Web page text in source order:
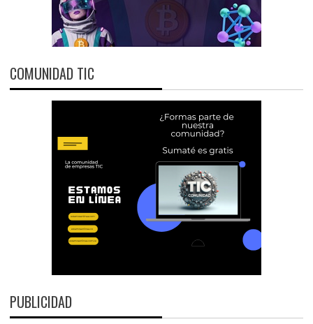
COMUNIDAD TIC
PUBLICIDAD